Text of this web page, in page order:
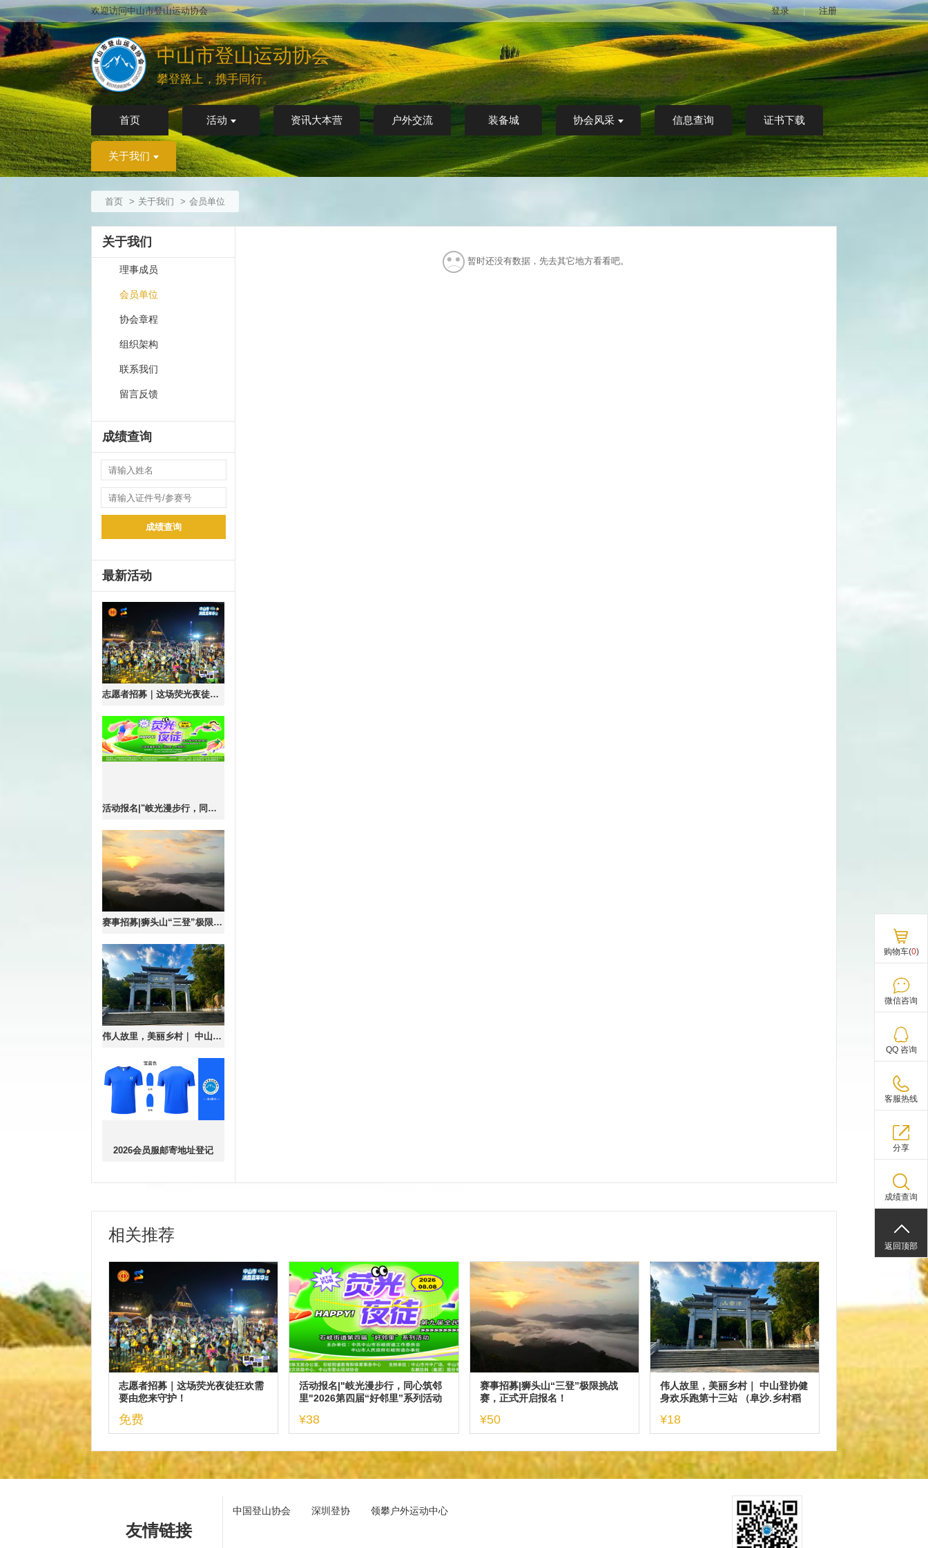
欢迎访问中山市登山运动协会 登录 | 注册
中山市登山运动协会
攀登路上，携手同行。
首页 活动 资讯大本营 户外交流 装备城 协会风采 信息查询 证书下载
关于我们
首页 关于我们 会员单位
关于我们
理事成员
会员单位
协会章程
组织架构
联系我们
留言反馈
成绩查询
成绩查询
最新活动
志愿者招募｜这场荧光夜徒狂欢需要由您来守护！
活动报名|"岐光漫步行，同心筑邻里"2026第四届“好邻里”系列活动暨第九届 全民健身日荧光夜徒活动
赛事招募|狮头山“三登”极限挑战赛，正式开启报名！
伟人故里，美丽乡村｜ 中山登协健身欢乐跑第十三站 （阜沙.乡村稻田）报名开启！
2026会员服邮寄地址登记
暂时还没有数据，先去其它地方看看吧。
相关推荐
志愿者招募｜这场荧光夜徒狂欢需
要由您来守护！
免费
活动报名|"岐光漫步行，同心筑邻
里"2026第四届“好邻里”系列活动
¥38
赛事招募|狮头山“三登”极限挑战
赛，正式开启报名！
¥50
伟人故里，美丽乡村｜ 中山登协健
身欢乐跑第十三站 （阜沙.乡村稻
¥18
友情链接
中国登山协会 深圳登协 领攀户外运动中心
购物车(0)
微信咨询
QQ 咨询
客服热线
分享
成绩查询
返回顶部